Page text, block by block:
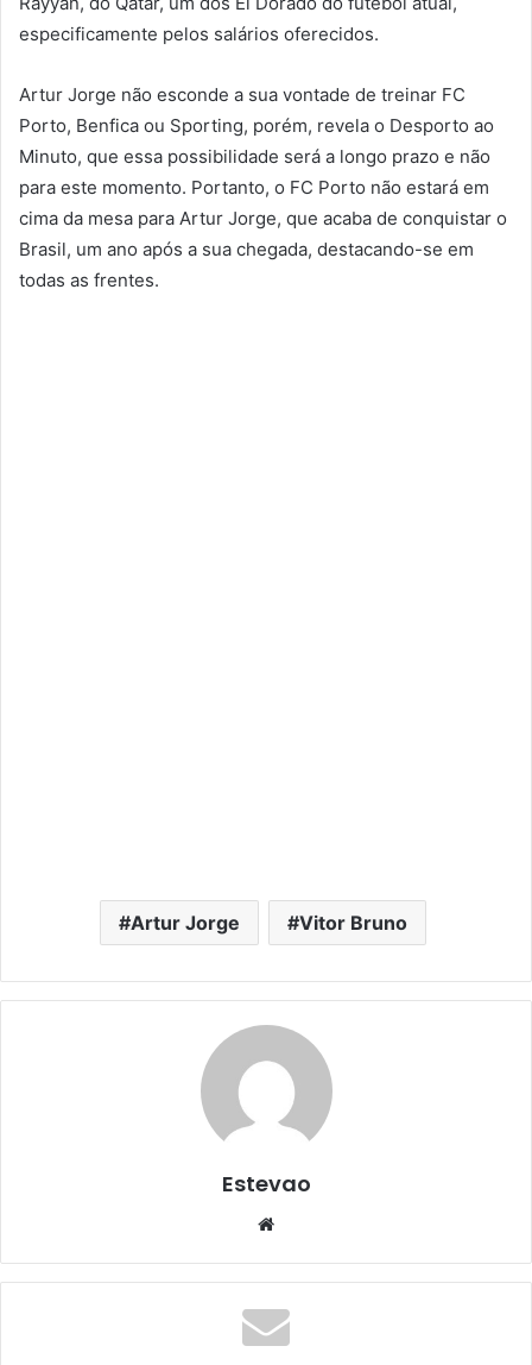
especificamente pelos salários oferecidos.
Artur Jorge não esconde a sua vontade de treinar FC
Porto, Benfica ou Sporting, porém, revela o Desporto ao
Minuto, que essa possibilidade será a longo prazo e não
para este momento. Portanto, o FC Porto não estará em
cima da mesa para Artur Jorge, que acaba de conquistar o
Brasil, um ano após a sua chegada, destacando-se em
todas as frentes.
Artur Jorge Vitor Bruno
Estevao
Website